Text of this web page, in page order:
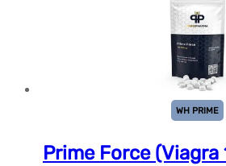
WH PRIME
Prime Force